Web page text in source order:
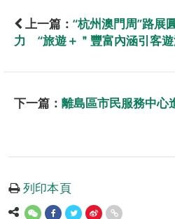
上一篇： “杭州澳門周”路展
力 “旅遊＋＂豐富內涵引客
下一篇： 離島區市民服務中心
列印本頁